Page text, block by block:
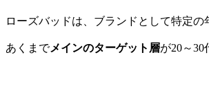
ローズバッドは、ブランドとして特定
あくまでメインのターゲット層が20～30